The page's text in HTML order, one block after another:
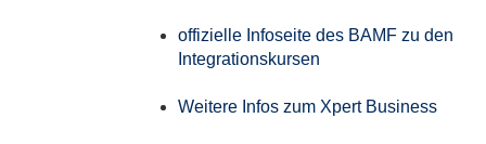
offizielle Infoseite des BAMF zu den
Integrationskursen
Weitere Infos zum Xpert Business